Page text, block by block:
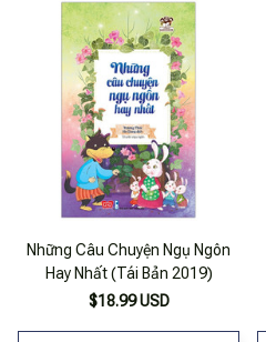
Những Câu Chuyện Ngụ Ngôn
Hay Nhất (Tái Bản 2019)
$18.99 USD